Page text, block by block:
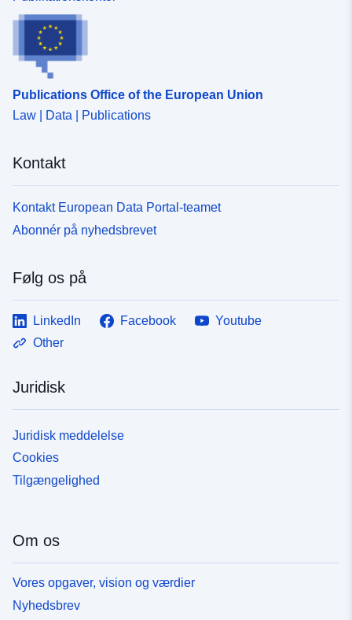
Publications Office of the European Union
Law | Data | Publications
Kontakt
Kontakt European Data Portal-teamet
Abonnér på nyhedsbrevet
Følg os på
LinkedIn Facebook
Youtube
Other
Juridisk
Juridisk meddelelse
Cookies
Tilgængelighed
Om os
Vores opgaver, vision og værdier
Nyhedsbrev